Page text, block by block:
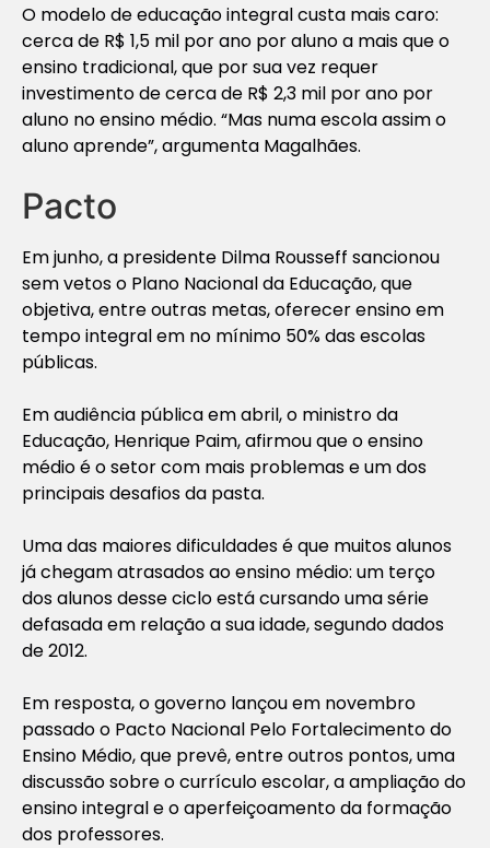
O modelo de educação integral custa mais caro:
cerca de R$ 1,5 mil por ano por aluno a mais que o
ensino tradicional, que por sua vez requer
investimento de cerca de R$ 2,3 mil por ano por
aluno no ensino médio. “Mas numa escola assim o
aluno aprende”, argumenta Magalhães.
Pacto
Em junho, a presidente Dilma Rousseff sancionou
sem vetos o Plano Nacional da Educação, que
objetiva, entre outras metas, oferecer ensino em
tempo integral em no mínimo 50% das escolas
públicas.
Em audiência pública em abril, o ministro da
Educação, Henrique Paim, afirmou que o ensino
médio é o setor com mais problemas e um dos
principais desafios da pasta.
Uma das maiores dificuldades é que muitos alunos
já chegam atrasados ao ensino médio: um terço
dos alunos desse ciclo está cursando uma série
defasada em relação a sua idade, segundo dados
de 2012.
Em resposta, o governo lançou em novembro
passado o Pacto Nacional Pelo Fortalecimento do
Ensino Médio, que prevê, entre outros pontos, uma
discussão sobre o currículo escolar, a ampliação do
ensino integral e o aperfeiçoamento da formação
dos professores.